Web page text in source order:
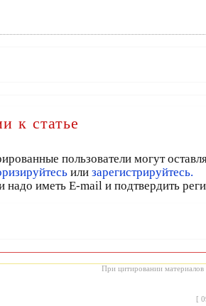
к статье
пользователи могут
или зарегистрируйтесь.
надо иметь E-mail и подтвердить
При цитировании материалов
[